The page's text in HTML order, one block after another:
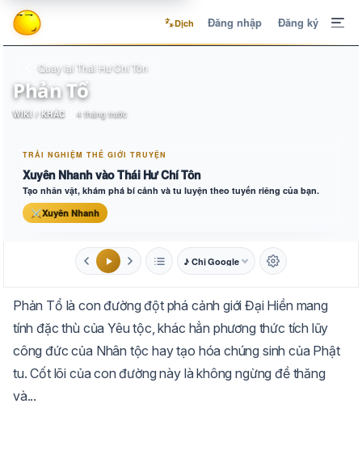
Dịch Đăng nhập Đăng ký
Quay lại Thái Hư Chí Tôn
Phản Tổ
WIKI / KHÁC 4 tháng trước
TRẢI NGHIỆM THẾ GIỚI TRUYỆN
Xuyên Nhanh vào Thái Hư Chí Tôn
Tạo nhân vật, khám phá bí cảnh và tu luyện theo tuyến riêng của bạn.
⚔Xuyên Nhanh
♪ Chị Google
Mặc định
Trắng Ngà Vàng
Phản Tổ là con đường đột phá cảnh giới Đại Hiền mang
tính đặc thù của Yêu tộc, khác hẳn phương thức tích lũy
công đức của Nhân tộc hay tạo hóa chúng sinh của Phật
tu. Cốt lõi của con đường này là không ngừng đề thăng
và...